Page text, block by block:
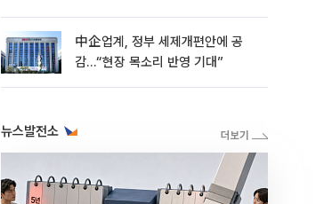
中企업계, 정부 세제개편안에 공
감…“현장 목소리 반영 기대”
뉴스발전소